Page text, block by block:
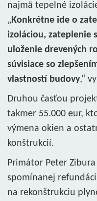
najmä tepelné
„Konkrétne ide o
izoláciou, zateplenie
uloženie drevených
súvisiace so
vlastností budovy,“
Druhou časťou
takmer 55.000 eur,
výmena okien a
konštrukcií.
Primátor Peter
spomínanej
na rekonštrukciu